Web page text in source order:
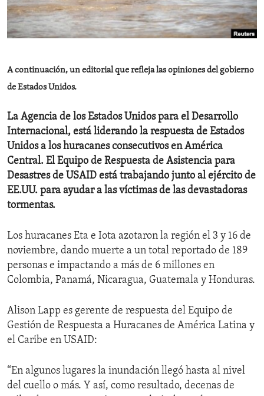
ENVIRONMENT AND HEALTH
IDEALS AND INSTITUTIONS
A continuación, un editorial que refleja las opiniones del gobierno
de Estados Unidos.
La Agencia de los Estados Unidos para el Desarrollo
Internacional, está liderando la respuesta de Estados
Unidos a los huracanes consecutivos en América
Central. El Equipo de Respuesta de Asistencia para
Desastres de USAID está trabajando junto al ejército de
EE.UU. para ayudar a las víctimas de las devastadoras
tormentas.
Los huracanes Eta e Iota azotaron la región el 3 y 16 de
noviembre, dando muerte a un total reportado de 189
personas e impactando a más de 6 millones en
Colombia, Panamá, Nicaragua, Guatemala y Honduras.
Alison Lapp es gerente de respuesta del Equipo de
Gestión de Respuesta a Huracanes de América Latina y
el Caribe en USAID:
“En algunos lugares la inundación llegó hasta al nivel
del cuello o más. Y así, como resultado, decenas de